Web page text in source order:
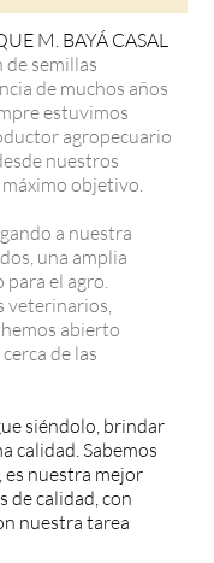
M. BAYÁ CASAL
semillas
de muchos años
estuvimos
agropecuario
nuestros
objetivo.
a nuestra
una amplia
el agro.
veterinarios,
abierto
de las
siéndolo, brindar
calidad. Sabemos
es nuestra mejor
de calidad, con
nuestra tarea